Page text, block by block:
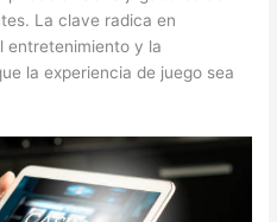
La clave radica en
entretenimiento y la
la experiencia de juego sea